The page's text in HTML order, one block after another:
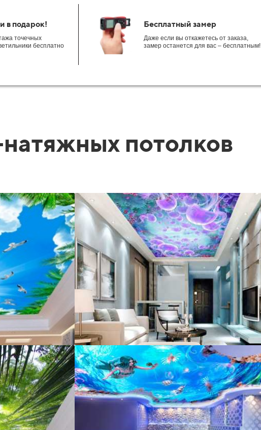
в подарок!
точечных
бесплатно
Бесплатный замер
Даже если вы откажетесь от заказа,
замер останется для вас – бесплатным!
потолков